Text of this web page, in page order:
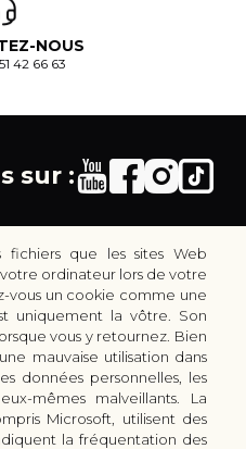
NOUS
42 66 63
sur :
- France
KAI
que les sites Web
ordinateur lors de votre
vous un cookie comme une
uniquement la vôtre. Son
vous y retournez. Bien
mauvaise utilisation dans
données personnelles, les
mêmes malveillants. La
Microsoft, utilisent des
la fréquentation des